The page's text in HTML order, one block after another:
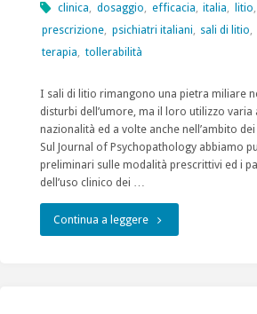
clinica, dosaggio, efficacia, italia, litio,
prescrizione, psichiatri italiani, sali di litio,
terapia, tollerabilità
I sali di litio rimangono una pietra miliare
disturbi dell’umore, ma il loro utilizzo varia
nazionalità ed a volte anche nell’ambito
Sul Journal of Psychopathology abbiamo
preliminari sulle modalità prescrittivi ed i
dell’uso clinico dei …
Continua a leggere"I